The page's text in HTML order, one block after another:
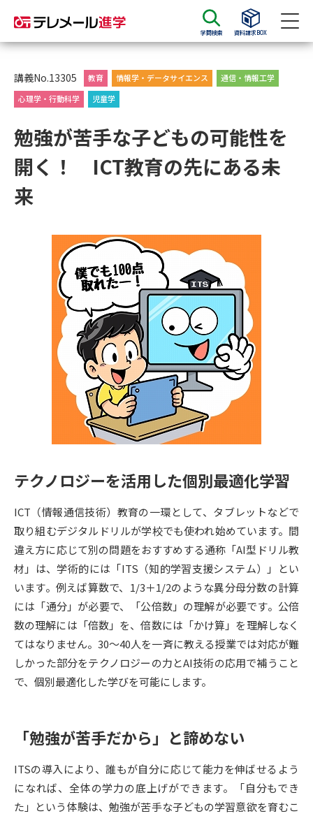
学問検索 資料請求BOX
資料請求 資料検索
大学・短大の資料種類から請求
大学パンフ 学部・学科パンフ
総合型選抜・学校推薦型選抜 募
集要項＆願書
大学・短大以外の資料から請求
専門学校の資料請求 大学院の資料請求
留学・進学関連、塾・予備校
大学入学共通テスト「受験案
内」の請求
大学入学共通テスト「受験上の
配慮案内」の請求
高等学校卒業程度認定試験
幼稚園教員資格認定試験 小学校教員資格認定試験
試験
大学研究 大学検索
大学で学べる内容や特徴を調べる
新増設大学・学部・学科特集
国際・グローバルに強い大学特
集
データサイエンス特集 奨学金・特待生制度特集
（高3生用）
（高2生用）
SELFBRAND特集ページ
オープンキャンパスなどを調べる
講義No.13305 教育 情報学・データサイエンス
通信・情報工学
心理学・行動科学
児童学
勉強が苦手な子どもの可能性を
開く！ ICT教育の先にある未
来
テクノロジーを活用した個別最適化学習
ICT（情報通信技術）教育の一環として、タブレットなどで
取り組むデジタルドリルが学校でも使われ始めています。間
違え方に応じて別の問題をおすすめする通称「AI型ドリル教
材」は、学術的には「ITS（知的学習支援システム）」とい
います。例えば算数で、1/3＋1/2のような異分母分数の計算
には「通分」が必要で、「公倍数」の理解が必要です。公倍
数の理解には「倍数」を、倍数には「かけ算」を理解しなく
てはなりません。30～40人を一斉に教える授業では対応が難
しかった部分をテクノロジーの力とAI技術の応用で補うこと
で、個別最適化した学びを可能にします。
「勉強が苦手だから」と諦めない
ITSの導入により、誰もが自分に応じて能力を伸ばせるよう
になれば、全体の学力の底上げができます。「自分もでき
た」という体験は、勉強が苦手な子どもの学習意欲を育むこ